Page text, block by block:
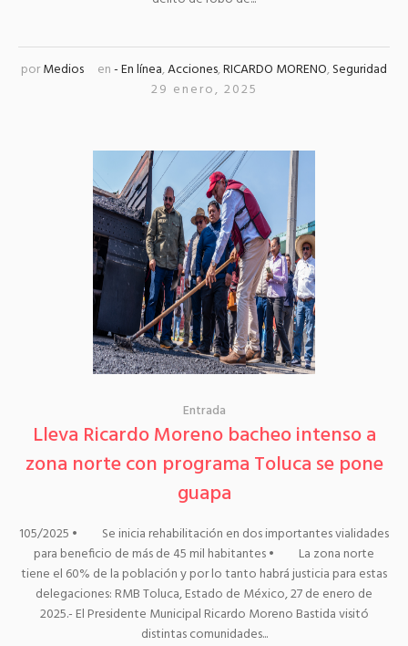
porMedios en- En línea,Acciones,RICARDO MORENO,Seguridad
29 enero, 2025
Entrada
Lleva Ricardo Moreno bacheo intenso a
zona norte con programa Toluca se pone
guapa
105/2025 • Se inicia rehabilitación en dos importantes vialidades
para beneficio de más de 45 mil habitantes • La zona norte
tiene el 60% de la población y por lo tanto habrá justicia para estas
delegaciones: RMB Toluca, Estado de México, 27 de enero de
2025.- El Presidente Municipal Ricardo Moreno Bastida visitó
distintas comunidades...